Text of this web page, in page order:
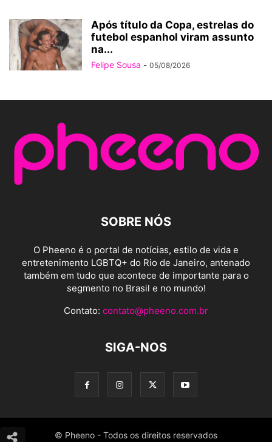
Após título da Copa, estrelas do
futebol espanhol viram assunto
na...
Felipe Sousa - 05/08/2026
SOBRE NÓS
O Pheeno é o portal de notícias, estilo de vida e
entretenimento LGBTQ+ do Rio de Janeiro, antenado
também em tudo que acontece de importante para o
segmento no Brasil e no mundo!
Contato: contato@pheeno.com.br
SIGA-NOS
© Pheeno - Todos os direitos reservados